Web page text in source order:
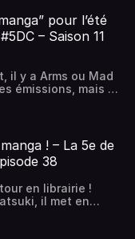
5e de Couv' - Le
pour l’été
– Saison 11
il y a Arms ou Mad
émissions, mais on
titres un peu plus
manga” pour
Couv' - Le podcast
! – La 5e de
38
en librairie !
il met en
que son bras
: pas de bras, pas